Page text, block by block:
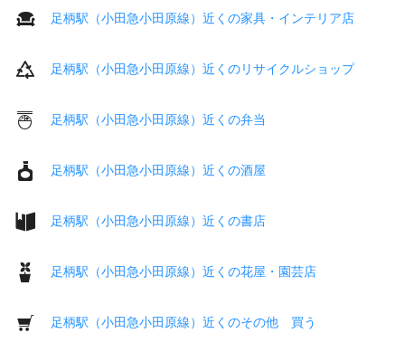
足柄駅（小田急小田原線）近くの家具・インテリア店
足柄駅（小田急小田原線）近くのリサイクルショップ
足柄駅（小田急小田原線）近くの弁当
足柄駅（小田急小田原線）近くの酒屋
足柄駅（小田急小田原線）近くの書店
足柄駅（小田急小田原線）近くの花屋・園芸店
足柄駅（小田急小田原線）近くのその他 買う